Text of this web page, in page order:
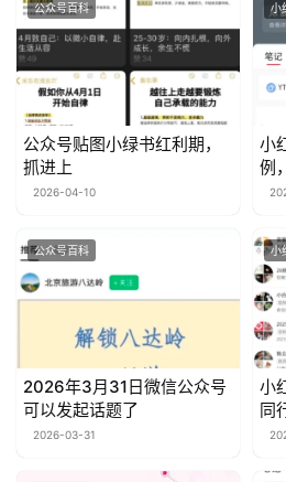
讯
开
眼
案
例
坑
指
南
营
百
科
注
公众号百科
公众号贴图小绿书红利期，
抓进上
2026-04-10
小
小
例
公众号百科
2026年3月31日微信公众号
可以发起话题了
2026-03-31
小
小
同